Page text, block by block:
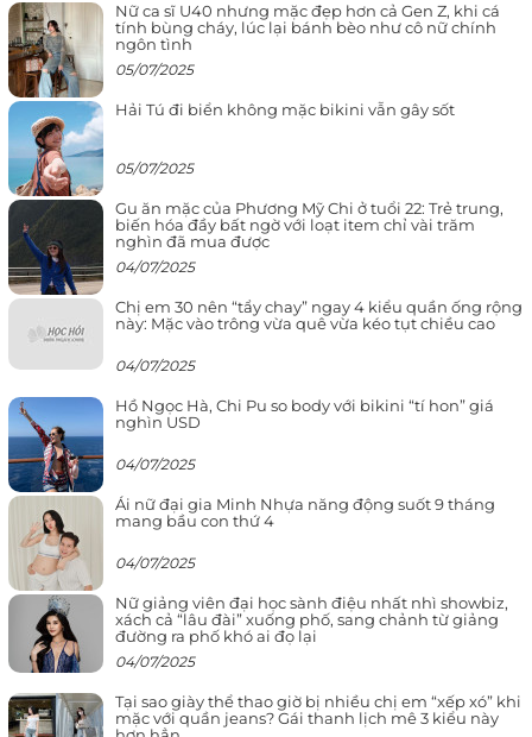
Nữ ca sĩ U40 nhưng mặc đẹp hơn cả Gen Z, khi cá
tính bùng cháy, lúc lại bánh bèo như cô nữ chính
ngôn tình
05/07/2025
Hải Tú đi biển không mặc bikini vẫn gây sốt
05/07/2025
Gu ăn mặc của Phương Mỹ Chi ở tuổi 22: Trẻ trung,
biến hóa đầy bất ngờ với loạt item chỉ vài trăm
nghìn đã mua được
04/07/2025
Chị em 30 nên “tẩy chay” ngay 4 kiểu quần ống rộng
này: Mặc vào trông vừa quê vừa kéo tụt chiều cao
04/07/2025
Hồ Ngọc Hà, Chi Pu so body với bikini “tí hon” giá
nghìn USD
04/07/2025
Ái nữ đại gia Minh Nhựa năng động suốt 9 tháng
mang bầu con thứ 4
04/07/2025
Nữ giảng viên đại học sành điệu nhất nhì showbiz,
xách cả “lâu đài” xuống phố, sang chảnh từ giảng
đường ra phố khó ai đọ lại
04/07/2025
Tại sao giày thể thao giờ bị nhiều chị em “xếp xó” khi
mặc với quần jeans? Gái thanh lịch mê 3 kiểu này